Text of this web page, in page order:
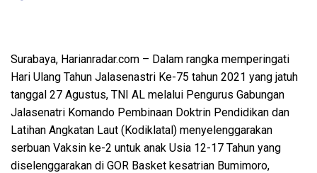
Surabaya, Harianradar.com – Dalam rangka memperingati
Hari Ulang Tahun Jalasenastri Ke-75 tahun 2021 yang jatuh
tanggal 27 Agustus, TNI AL melalui Pengurus Gabungan
Jalasenatri Komando Pembinaan Doktrin Pendidikan dan
Latihan Angkatan Laut (Kodiklatal) menyelenggarakan
serbuan Vaksin ke-2 untuk anak Usia 12-17 Tahun yang
diselenggarakan di GOR Basket kesatrian Bumimoro,